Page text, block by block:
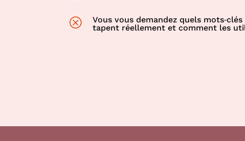
Q
Vous vous demandez quels
tapent réellement et comment les